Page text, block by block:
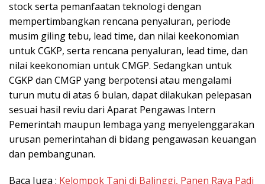
stock serta pemanfaatan teknologi dengan
mempertimbangkan rencana penyaluran, periode
musim giling tebu, lead time, dan nilai keekonomian
untuk CGKP, serta rencana penyaluran, lead time, dan
nilai keekonomian untuk CMGP. Sedangkan untuk
CGKP dan CMGP yang berpotensi atau mengalami
turun mutu di atas 6 bulan, dapat dilakukan pelepasan
sesuai hasil reviu dari Aparat Pengawas Intern
Pemerintah maupun lembaga yang menyelenggarakan
urusan pemerintahan di bidang pengawasan keuangan
dan pembangunan.
Baca Juga : Kelompok Tani di Balinggi, Panen Raya Padi